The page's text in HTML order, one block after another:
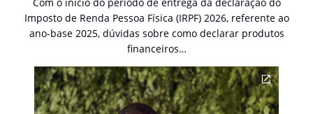
Imposto de Renda Pessoa Física (IRPF) 2026, referente ao
ano-base 2025, dúvidas sobre como declarar produtos
financeiros…